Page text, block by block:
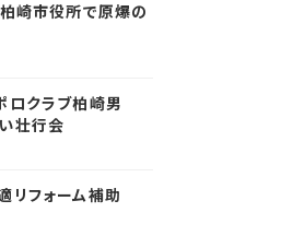
崎市役所で原爆の
ロクラブ柏崎男
壮行会
リフォーム補助